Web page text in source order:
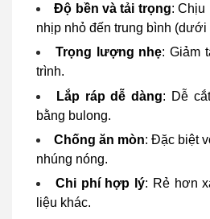
Độ bền và tải trọng: Chịu
nhịp nhỏ đến trung bình (dưới
Trọng lượng nhẹ: Giảm
trình.
Lắp ráp dễ dàng: Dễ
bằng bulong.
Chống ăn mòn: Đặc biệt
nhúng nóng.
Chi phí hợp lý: Rẻ hơn
liệu khác.